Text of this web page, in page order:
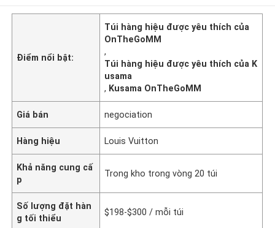
Điểm nổi bật:
Túi hàng hiệu được yêu thích của
OnTheGoMM
,
Túi hàng hiệu được yêu thích của K
usama
, Kusama OnTheGoMM
Giá bán negociation
Hàng hiệu Louis Vuitton
Khả năng cung cấ
p
Trong kho trong vòng 20 túi
Số lượng đặt hàn
g tối thiểu
$198-$300 / mỗi túi